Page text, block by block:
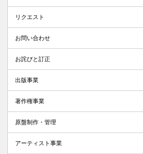
リクエスト
お問い合わせ
お詫びと訂正
出版事業
著作権事業
原盤制作・管理
アーティスト事業